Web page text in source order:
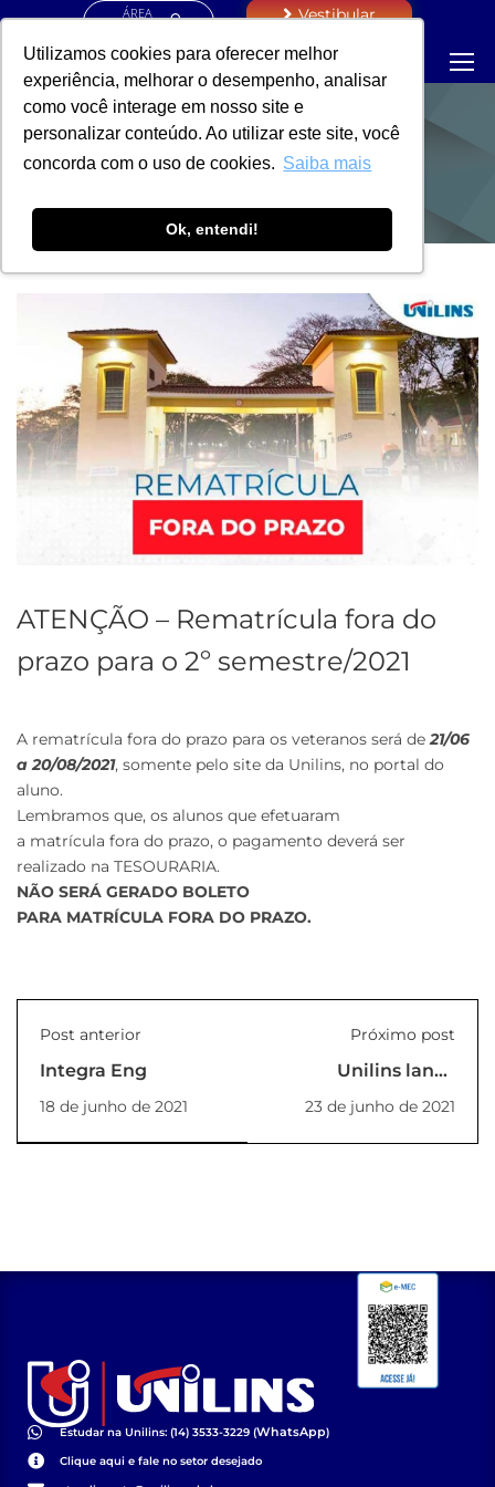
Utilizamos cookies para oferecer melhor
experiência, melhorar o desempenho, analisar
como você interage em nosso site e
personalizar conteúdo. Ao utilizar este site, você
concorda com o uso de cookies. Saiba mais
Ok, entendi!
ÁREA
Vestibular
NOTÍCIAS
ATENÇÃO – Rematrícula fora do
prazo para o 2º semestre/2021
A rematrícula fora do prazo para os veteranos será de21/06
a 20/08/2021, somente pelo site da Unilins, no portal do
aluno.
Lembramos que, os alunos que efetuaram
a matrícula fora do prazo, o pagamento deverá ser
realizado na TESOURARIA.
NÃO SERÁ GERADO BOLETO
PARA MATRÍCULA FORA DO PRAZO.
Post anterior
Integra Eng
18 de junho de 2021
Próximo post
Unilins lança
concurso para
composição da letra
do jingle do
23 de junho de 2021
Estudar na Unilins: (14) 3533-3229 (WhatsApp)
Clique aqui e fale no setor desejado